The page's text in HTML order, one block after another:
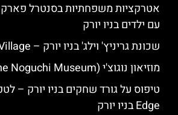
אטרקציות משפחתיות בסנטרל
עם ילדים בניו יורק
שכונת גריניץ' וילג' בניו יורק – Greenwich Village
מוזיאון נוגוצ'י (The Noguchi Museum) בניו יורק
טיפוס על גורד שחקים בניו יורק –
Edge בניו יורק